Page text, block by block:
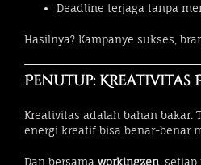
Deadline terjaga tanpa
Hasilnya? Kampanye sukses,
Penutup: Kreativitas
Kreativitas adalah bahan bakar.
energi kreatif bisa benar-benar
Dan bersama workingzen ,